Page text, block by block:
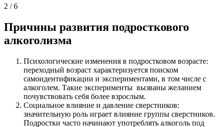
2 /6
Причины развития подросткового
алкоголизма
Психологические изменения в подростковом возрасте:
переходный возраст характеризуется поиском
самоидентификации и экспериментами, в том числе с
алкоголем. Такие эксперименты вызваны желанием
почувствовать себя более взрослым.
Социальное влияние и давление сверстников:
значительную роль играет влияние группы сверстников.
Подростки часто начинают употреблять алкоголь под